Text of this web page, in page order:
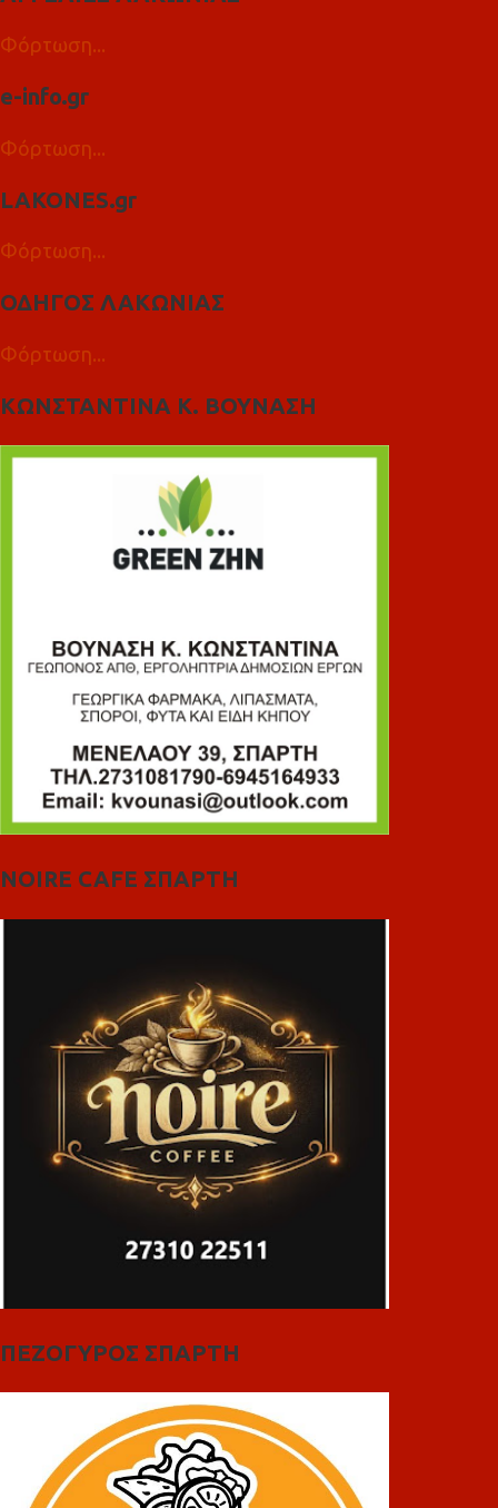
Φόρτωση...
e-info.gr
Φόρτωση...
LAKONES.gr
Φόρτωση...
ΟΔΗΓΟΣ ΛΑΚΩΝΙΑΣ
Φόρτωση...
ΚΩΝΣΤΑΝΤΙΝΑ Κ. ΒΟΥΝΑΣΗ
NOIRE CAFE ΣΠΑΡΤΗ
ΠΕΖΟΓΥΡΟΣ ΣΠΑΡΤΗ